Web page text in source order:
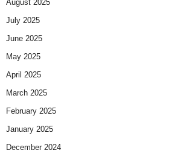
August 2025
July 2025
June 2025
May 2025
April 2025
March 2025
February 2025
January 2025
December 2024